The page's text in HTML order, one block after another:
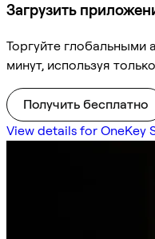
Загрузить
Торгуйте глобальными
минут, используя
Получить бесплатно
View details for OneKey